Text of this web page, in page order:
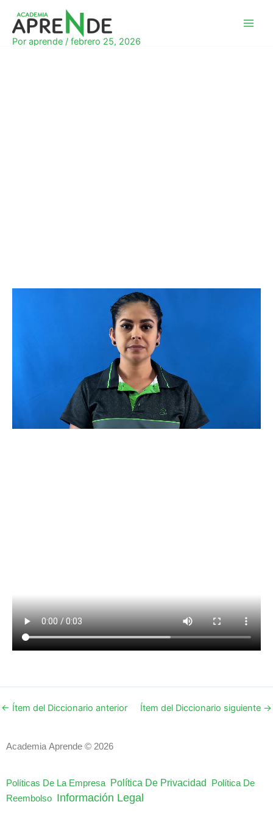
contenido
Por aprende / febrero 25, 2026
← Ítem del Diccionario anterior Ítem del Diccionario siguiente →
Academia Aprende © 2026
Políticas De La Empresa Política De Privacidad
Política De
Reembolso Información Legal